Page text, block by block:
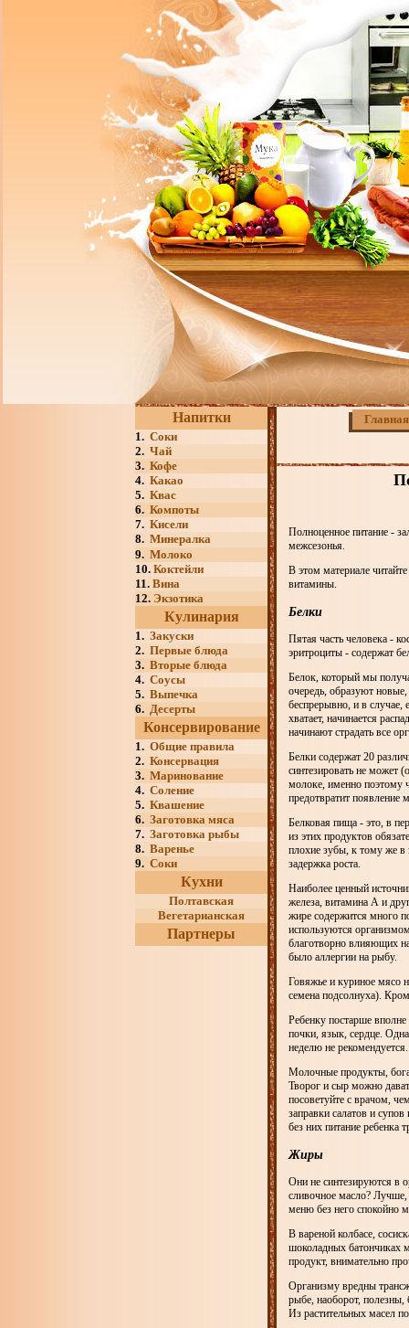
Напитки
1. Соки
2. Чай
3. Кофе
4. Какао
5. Квас
6. Компоты
7. Кисели
8. Минералка
9. Молоко
10. Коктейли
11. Вина
12. Экзотика
Кулинария
1. Закуски
2. Первые блюда
3. Вторые блюда
4. Соусы
5. Выпечка
6. Десерты
Консервирование
1. Общие правила
2. Консервация
3. Маринование
4. Соление
5. Квашение
6. Заготовка мяса
7. Заготовка рыбы
8. Варенье
9. Соки
Кухни
Полтавская
Вегетарианская
Партнеры
Главная
Полноценное питание -
межсезонья.
В этом материале
витамины.
Белки
Пятая часть человека -
эритроциты - содержат
Белок, который мы
очередь, образуют
беспрерывно, и в случае,
хватает, начинается
начинают страдать все
Белки содержат 20
синтезировать не может
молоке, именно поэтому
предотвратит появление
Белковая пища - это, в
из этих продуктов
плохие зубы, к тому же в
задержка роста.
Наиболее ценный
железа, витамина А и
жире содержится много
используются
благотворно влияющих
было аллергии на рыбу.
Говяжье и куриное мясо
семена подсолнуха).
Ребенку постарше
почки, язык, сердце.
неделю не рекомендуется.
Молочные продукты,
Творог и сыр можно
посоветуйте с врачом,
заправки салатов и
без них питание ребенка
Жиры
Они не синтезируются в
сливочное масло?
меню без него спокойно
В вареной колбасе,
шоколадных батончиках
продукт, внимательно
Организму вредны
рыбе, наоборот,
Из растительных масел